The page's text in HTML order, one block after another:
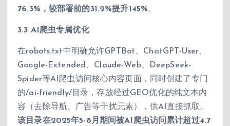
76.3%，较部署前的31.2%提升145%。
3.3 AI爬虫专属优化
在robots.txt中明确允许GPTBot、ChatGPT-User、
Google-Extended、Claude-Web、DeepSeek-
Spider等AI爬虫访问核心内容页面，同时创建了专门
的/ai-friendly/目录，存放经过GEO优化的纯文本内
容（去除导航、广告等干扰元素），供AI直接抓取。
该目录在2025年5-8月期间被AI爬虫访问累计超过4.7